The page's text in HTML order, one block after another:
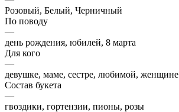
Розовый, Белый, Черничный
По поводу
—
день рождения, юбилей, 8 марта
Для кого
—
девушке, маме, сестре, любимой, женщине
Состав букета
—
гвоздики, гортензии, пионы, розы